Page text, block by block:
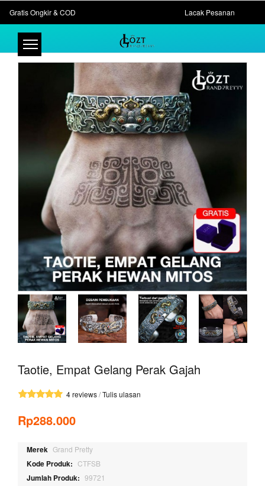
Gratis Ongkir & COD Lacak Pesanan
Taotie, Empat Gelang Perak Gajah
4 reviews/Tulis ulasan
Rp288.000
Merek Grand Pretty
Kode Produk: CTFSB
Jumlah Produk: 99721